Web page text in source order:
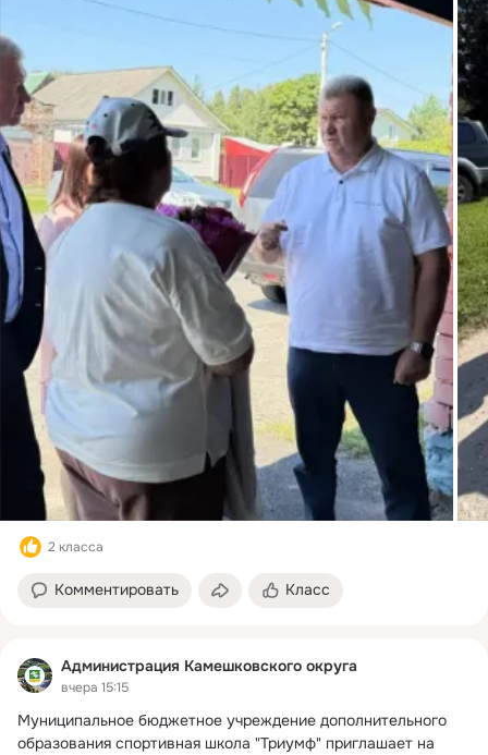
2 класса
Комментировать Класс
Администрация Камешковского округа
вчера 15:15
Муниципальное бюджетное учреждение дополнительного
образования спортивная школа "Триумф" приглашает на